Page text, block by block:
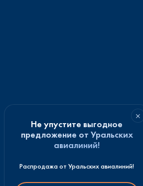
×
Не упустите выгодное
предложение от Уральских
авиалиний!
Распродажа от Уральских авиалиний!